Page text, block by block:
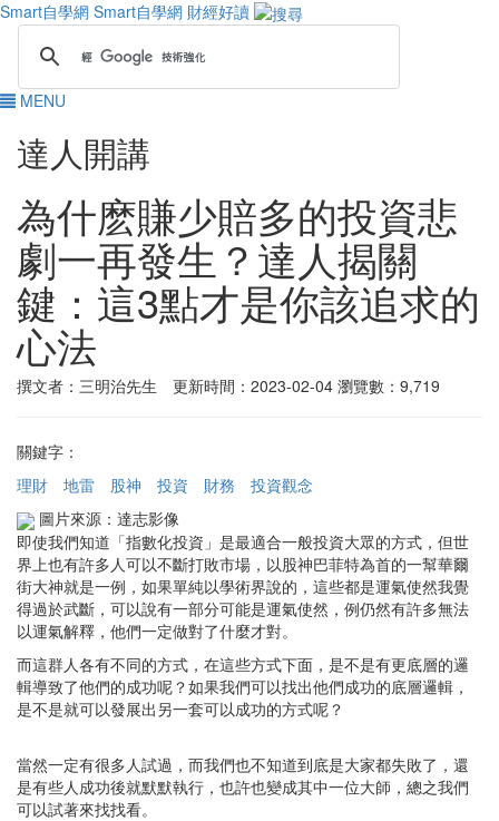
Smart自學網 Smart自學網 財經好讀
MENU
達人開講
為什麽賺少賠多的投資悲
劇一再發生？達人揭關
鍵：這3點才是你該追求的
心法
撰文者：三明治先生 更新時間：2023-02-04 瀏覽數：9,719
關鍵字：
理財
地雷 股神 投資 財務
投資觀念
圖片來源：達志影像
即使我們知道「指數化投資」是最適合一般投資大眾的方式，但世
界上也有許多人可以不斷打敗市場，以股神巴菲特為首的一幫華爾
街大神就是一例，如果單純以學術界說的，這些都是運氣使然我覺
得過於武斷，可以說有一部分可能是運氣使然，例仍然有許多無法
以運氣解釋，他們一定做對了什麼才對。
而這群人各有不同的方式，在這些方式下面，是不是有更底層的邏
輯導致了他們的成功呢？如果我們可以找出他們成功的底層邏輯，
是不是就可以發展出另一套可以成功的方式呢？
當然一定有很多人試過，而我們也不知道到底是大家都失敗了，還
是有些人成功後就默默執行，也許也變成其中一位大師，總之我們
可以試著來找找看。